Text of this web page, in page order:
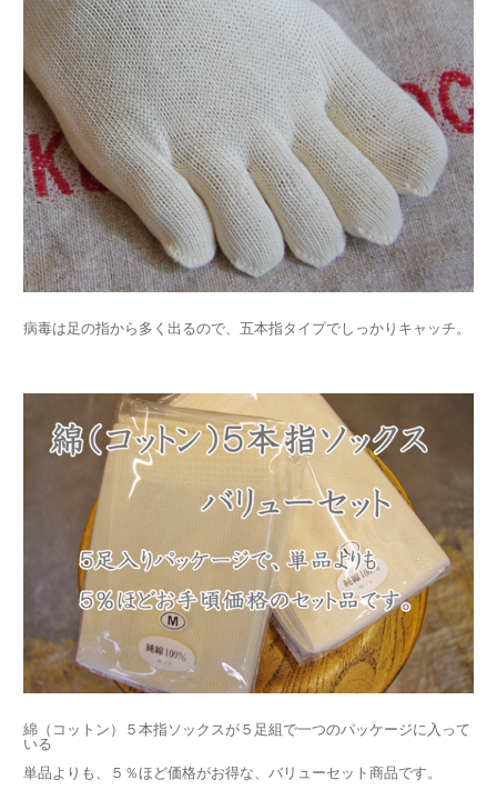
病毒は足の指から多く出るので、五本指タイプでしっかりキャッチ。
綿（コットン）５本指ソックスが５足組で一つのパッケージに入って
いる
単品よりも、５％ほど価格がお得な、バリューセット商品です。